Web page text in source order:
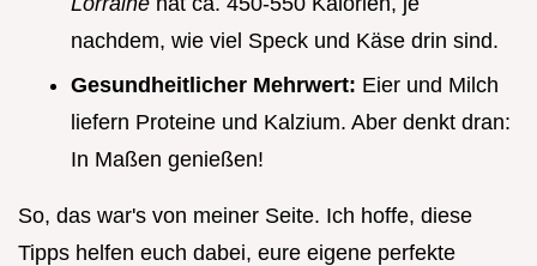
nachdem, wie viel Speck und Käse drin sind.
Gesundheitlicher Mehrwert: Eier und Milch
liefern Proteine und Kalzium. Aber denkt dran:
In Maßen genießen!
So, das war's von meiner Seite. Ich hoffe, diese
Tipps helfen euch dabei, eure eigene perfekte